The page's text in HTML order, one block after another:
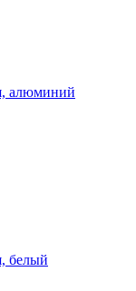
алюминий
белый